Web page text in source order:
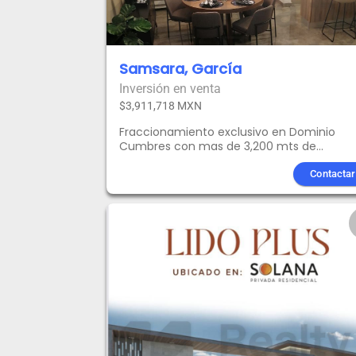
Samsara, García
Inversión en venta
$3,911,718 MXN
Fraccionamiento exclusivo en Dominio
Cumbres con mas de 3,200 mts de
amenidades3 NivelesPlanta baja:-Sala-
Comedor-Cocina-1/2 baño-Lavandería
techada-Área de blancos-Cochera para 2
autos-Patio de servicio-Pasillo
lateralsegundo piso-recamara principal
baño vestido-2 habitaciones secundarias
compartiendo baño-Estancia-Terraza3
medio baño-Área Socialamenidades:Casa
ClubCancha de FutbolGimnasioAlbercaÁrea
Contactar